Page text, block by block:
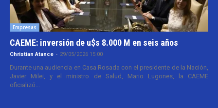
Empresas
CAEME: inversión de u$s 8.000 M en seis años
Christian Atance - 29/05/2026 15:00
Durante una audiencia en Casa Rosada con el presidente de la Nación,
Javier Milei, y el ministro de Salud, Mario Lugones, la CAEME
oficializó...